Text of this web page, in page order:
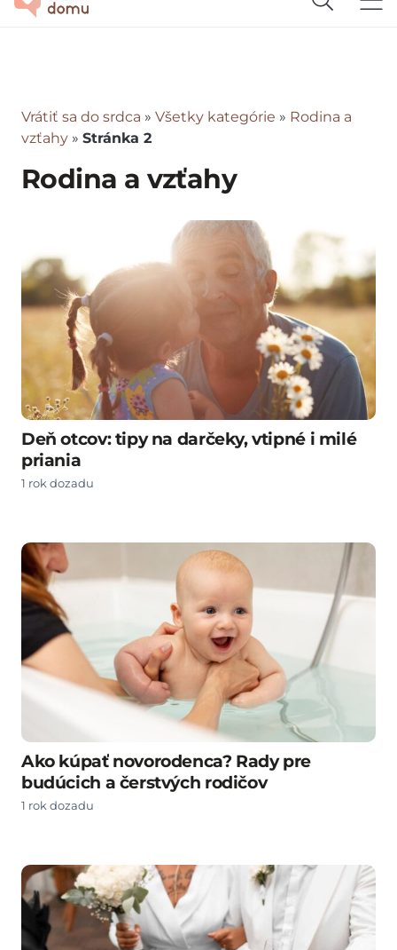
Vrátiť sa do srdca » Všetky kategórie » Rodina a
vzťahy » Stránka 2
Rodina a vzťahy
Deň otcov: tipy na darčeky, vtipné i milé
priania
1 rok dozadu
Ako kúpať novorodenca? Rady pre
budúcich a čerstvých rodičov
1 rok dozadu